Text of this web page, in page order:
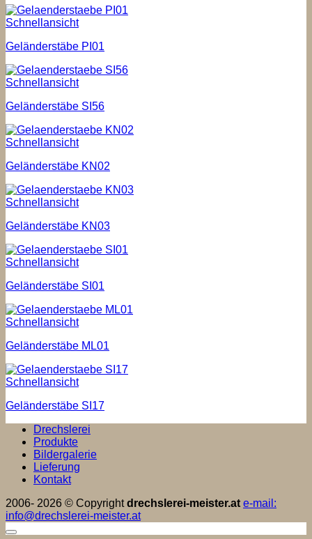
Schnellansicht
Geländerstäbe PI01
Schnellansicht
Geländerstäbe SI56
Schnellansicht
Geländerstäbe KN02
Schnellansicht
Geländerstäbe KN03
Schnellansicht
Geländerstäbe SI01
Schnellansicht
Geländerstäbe ML01
Schnellansicht
Geländerstäbe SI17
Drechslerei
Produkte
Bildergalerie
Lieferung
Kontakt
2006- 2026 © Copyrightdrechslerei-meister.at e-mail:
info@drechslerei-meister.at